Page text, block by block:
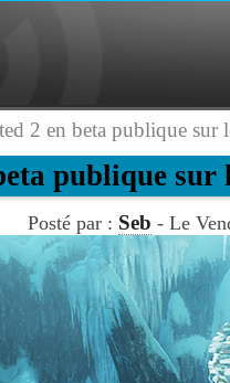
2 en beta publique sur
publique sur
Posté par : Seb - Le